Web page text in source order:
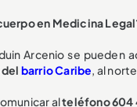
en Medicina
Arcenio se pueden
barrio Caribe, al
alteléfono 604